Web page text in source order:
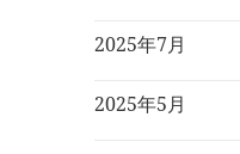
2025年7月
2025年5月